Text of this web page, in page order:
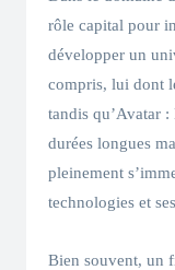
rôle capital pour
développer un
compris, lui dont
tandis qu’Avatar
durées longues
pleinement
technologies et
Bien souvent, un